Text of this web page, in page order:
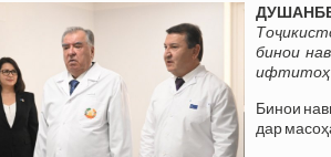
бинои
ифтитоҳ
Бинои
дар